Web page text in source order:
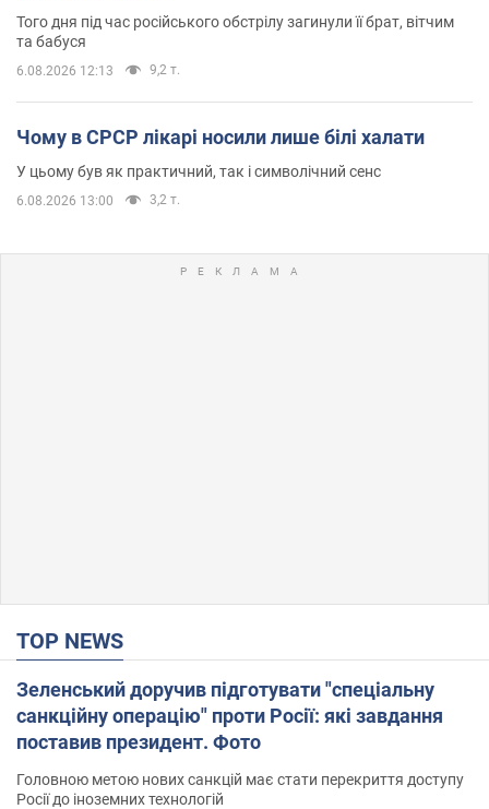
Того дня під час російського обстрілу загинули її брат, вітчим
та бабуся
6.08.2026 12:13 9,2 т.
Чому в СРСР лікарі носили лише білі халати
У цьому був як практичний, так і символічний сенс
6.08.2026 13:00 3,2 т.
TOP NEWS
Зеленський доручив підготувати "спеціальну
санкційну операцію" проти Росії: які завдання
поставив президент. Фото
Головною метою нових санкцій має стати перекриття доступу
Росії до іноземних технологій